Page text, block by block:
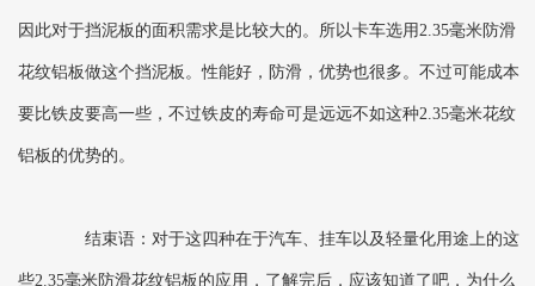
因此对于挡泥板的面积需求是比较大的。所以卡车选用2.35毫米防滑
花纹铝板做这个挡泥板。性能好，防滑，优势也很多。不过可能成本
要比铁皮要高一些，不过铁皮的寿命可是远远不如这种2.35毫米花纹
铝板的优势的。
结束语：对于这四种在于汽车、挂车以及轻量化用途上的这
些2.35毫米防滑花纹铝板的应用，了解完后，应该知道了吧，为什么